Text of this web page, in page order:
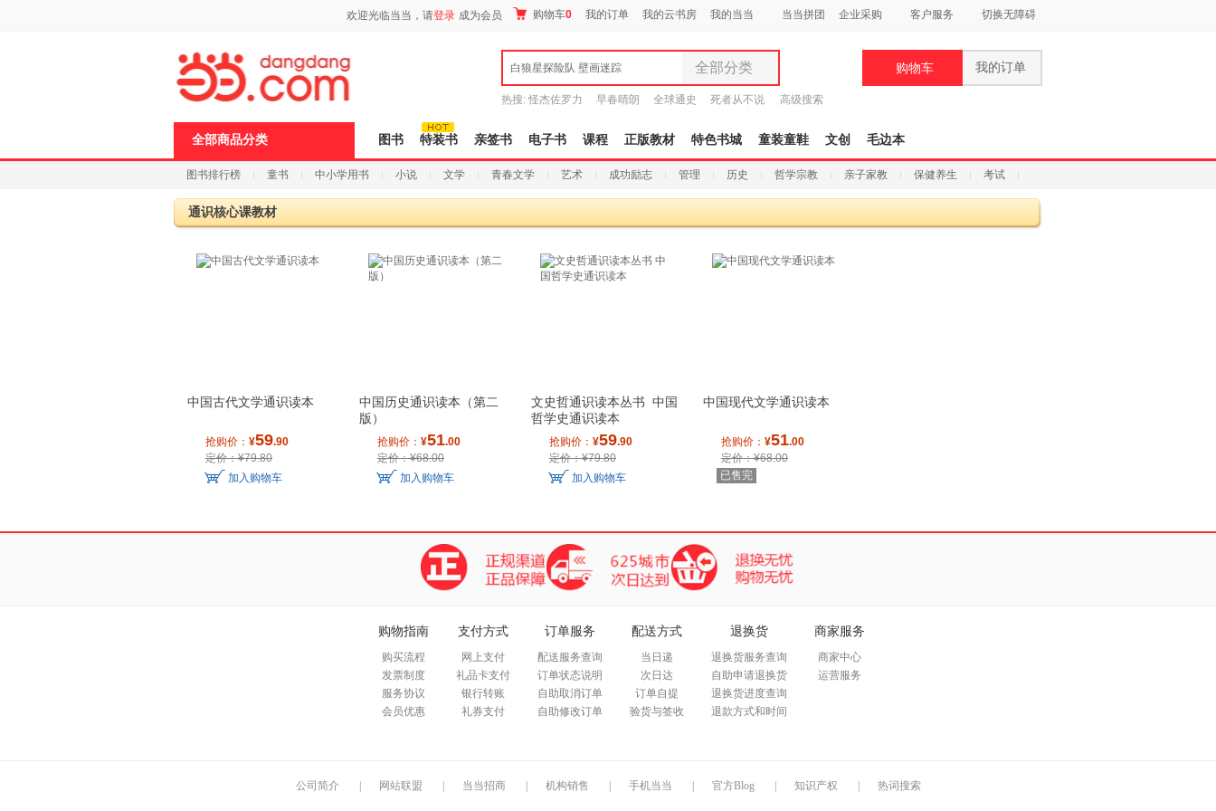
欢迎光临当当，请登录 成为会员 购物车0 我的订单 我的云书房 我的当当 当当拼团 企业采购 客户服务 切换无障碍
白狼星探险队 壁画迷踪 全部分类
全部分类
图书
电子书
音像
时尚美妆
玩具
鞋
手表饰品
运动户外
汽车用品
手机通讯
数码影音
电脑办公
大家电
热搜: 怪杰佐罗力 早春晴朗 全球通史
死者从不说
高级搜索
购物车 我的订单
全部商品分类 图书 特装书 亲签书 电子书 课程 正版教材 特色书城 童装童鞋 文创 毛边本
图书排行榜 童书 中小学用书 小说 文学 青春文学 艺术 成功励志 管理 历史 哲学宗教 亲子家教 保健养生 考试
科技 进口原版 电子书
通识核心课教材
中国古代文学通识读本
抢购价： ¥59.90
定价：¥79.80
加入购物车
中国历史通识读本（第二
版）
抢购价： ¥51.00
定价：¥68.00
加入购物车
文史哲通识读本丛书 中国
哲学史通识读本
抢购价： ¥59.90
定价：¥79.80
加入购物车
中国现代文学通识读本
抢购价： ¥51.00
定价：¥68.00
已售完
购物指南
购买流程
发票制度
服务协议
会员优惠
支付方式
网上支付
礼品卡支付
银行转账
礼券支付
订单服务
配送服务查询
订单状态说明
自助取消订单
自助修改订单
配送方式
当日递
次日达
订单自提
验货与签收
退换货
退换货服务查询
自助申请退换货
退换货进度查询
退款方式和时间
商家服务
商家中心
运营服务
公司简介 网站联盟 当当招商 机构销售 手机当当 官方Blog 知识产权 热词搜索
页